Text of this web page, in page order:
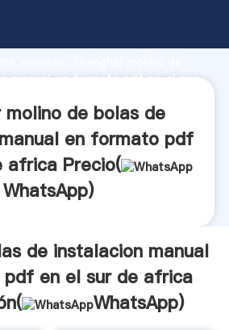
fuerza de investigación
manual en formato pdf en el sur
molino de bolas de
en formato pdf
africa Precio(
WhatsApp)
de instalacion manual
en el sur de africa
WhatsApp)